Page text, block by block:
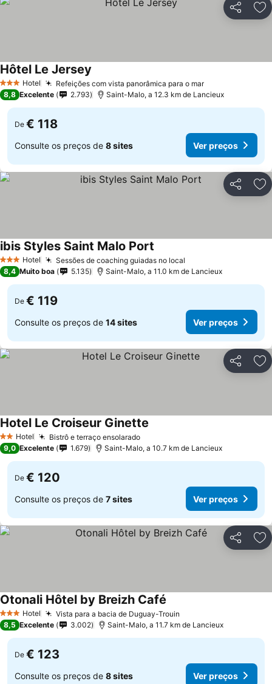
Partilhar
3 EstrelasHotel Refeições com vista panorâmica para o mar
Hôtel Le Jersey
8,8 Excelente 2.793 Saint-Malo, a 12.3 km de Lancieux
De € 118
Consulte os preços de 8 sites Ver preços
Partilhar
3 EstrelasHotel Sessões de coaching guiadas no local
ibis Styles Saint Malo Port
8,4 Muito boa 5.135 Saint-Malo, a 11.0 km de Lancieux
De € 119
Consulte os preços de 14 sites Ver preços
Partilhar
2 Estrelas
Hotel Bistrô e terraço ensolarado
Hotel Le Croiseur Ginette
9,0 Excelente 1.679 Saint-Malo, a 10.7 km de Lancieux
De € 120
Consulte os preços de 7 sites Ver preços
Partilhar
3 EstrelasHotel Vista para a bacia de Duguay-Trouin
Otonali Hôtel by Breizh Café
8,5 Excelente 3.002 Saint-Malo, a 11.7 km de Lancieux
De € 123
Consulte os preços de 8 sites Ver preços